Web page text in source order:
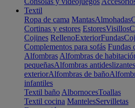
Textil
Ropa de cama MantasAlmohadas
Cortinas y estores EstoresVisillos
Cojines RellenoExteriorFundas
Complementos para sofás Fundas
Alfombras Alfombras de
pequeñasAlfombras antideslizantes
exteriorAlfombras de baño
infantiles
Textil baño AlbornocesToallas
Textil cocina MantelesServilletas